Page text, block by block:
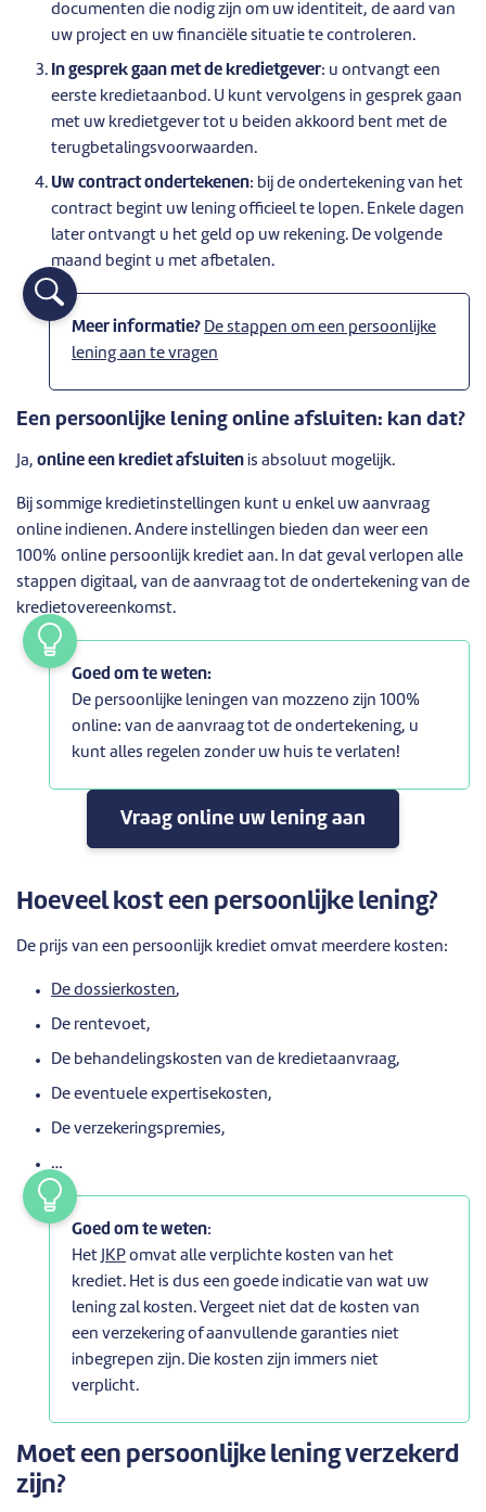
documenten die nodig zijn om uw identiteit, de aard van
uw project en uw financiële situatie te controleren.
In gesprek gaan met de kredietgever: u ontvangt een
eerste kredietaanbod. U kunt vervolgens in gesprek gaan
met uw kredietgever tot u beiden akkoord bent met de
terugbetalingsvoorwaarden.
Uw contract ondertekenen: bij de ondertekening van het
contract begint uw lening officieel te lopen. Enkele dagen
later ontvangt u het geld op uw rekening. De volgende
maand begint u met afbetalen.
Meer informatie? De stappen om een persoonlijke
lening aan te vragen
Een persoonlijke lening online afsluiten: kan dat?
Ja, online een krediet afsluiten is absoluut mogelijk.
Bij sommige kredietinstellingen kunt u enkel uw aanvraag
online indienen. Andere instellingen bieden dan weer een
100% online persoonlijk krediet aan. In dat geval verlopen alle
stappen digitaal, van de aanvraag tot de ondertekening van de
kredietovereenkomst.
Goed om te weten:
De persoonlijke leningen van mozzeno zijn 100%
online: van de aanvraag tot de ondertekening, u
kunt alles regelen zonder uw huis te verlaten!
Vraag online uw lening aan
Hoeveel kost een persoonlijke lening?
De prijs van een persoonlijk krediet omvat meerdere kosten:
De dossierkosten,
De rentevoet,
De behandelingskosten van de kredietaanvraag,
De eventuele expertisekosten,
De verzekeringspremies,
…
Goed om te weten:
Het JKP omvat alle verplichte kosten van het
krediet. Het is dus een goede indicatie van wat uw
lening zal kosten. Vergeet niet dat de kosten van
een verzekering of aanvullende garanties niet
inbegrepen zijn. Die kosten zijn immers niet
verplicht.
Moet een persoonlijke lening verzekerd
zijn?